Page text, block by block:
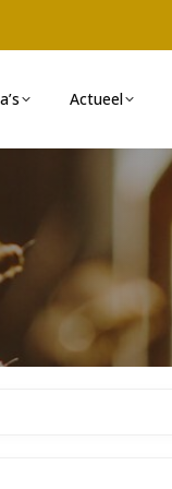
Actueel